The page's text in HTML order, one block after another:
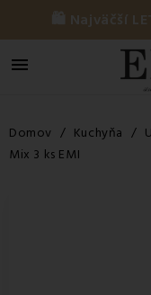
🛍️ Najväčší

Domov Kuchyňa
Mix 3 ks EMI